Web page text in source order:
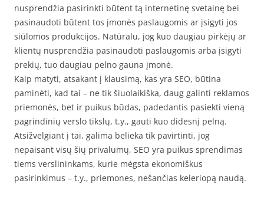
nusprendžia pasirinkti būtent tą internetinę svetainę bei
pasinaudoti būtent tos įmonės paslaugomis ar įsigyti jos
siūlomos produkcijos. Natūralu, jog kuo daugiau pirkėjų ar
klientų nusprendžia pasinaudoti paslaugomis arba įsigyti
prekių, tuo daugiau pelno gauna įmonė.
Kaip matyti, atsakant į klausimą, kas yra SEO, būtina
paminėti, kad tai – ne tik šiuolaikiška, daug galinti reklamos
priemonės, bet ir puikus būdas, padedantis pasiekti vieną
pagrindinių verslo tikslų, t.y., gauti kuo didesnį pelną.
Atsižvelgiant į tai, galima belieka tik pavirtinti, jog
nepaisant visų šių privalumų, SEO yra puikus sprendimas
tiems verslininkams, kurie mėgsta ekonomiškus
pasirinkimus – t.y., priemones, nešančias keleriopą naudą.